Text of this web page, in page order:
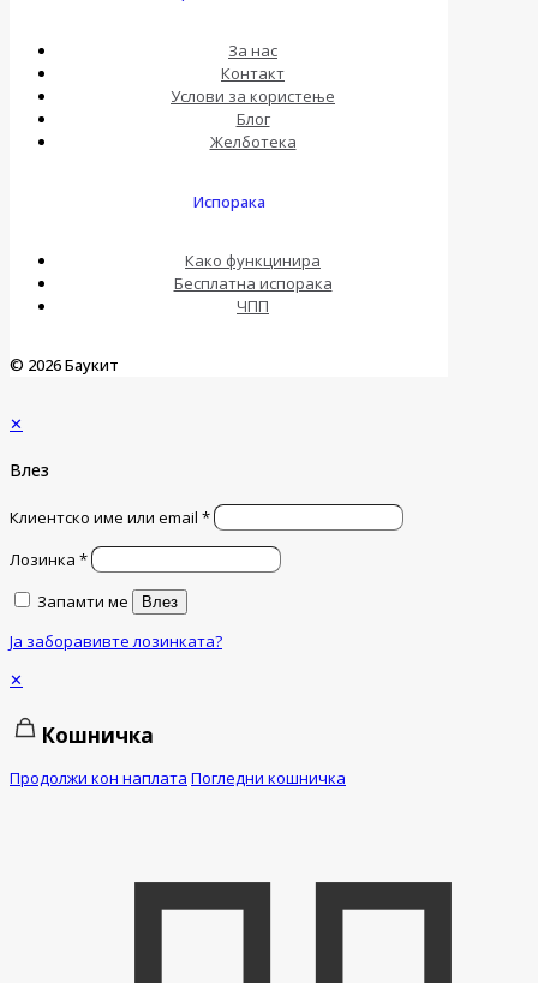
За нас
Контакт
Услови за користење
Блог
Желботека
Испорака
Како функцинира
Бесплатна испорака
ЧПП
© 2026 Баукит
✕
Влез
Клиентско име или email *
Лозинка *
Запамти ме
Влез
Ја заборавивте лозинката?
✕
Кошничка
Продолжи кон наплата Погледни кошничка